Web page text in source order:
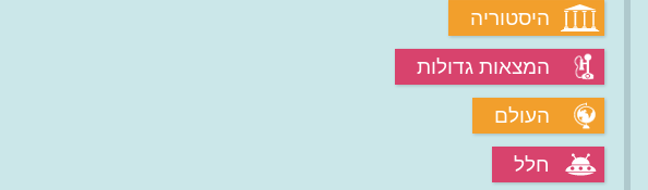
היסטוריה
המצאות גדולות
העולם
חלל